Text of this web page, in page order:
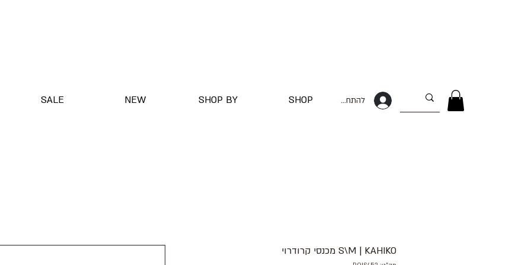
להתחברות SALE NEW SHOP BY SHOP
S\M | KAHIKO מכנסי קרודרוי